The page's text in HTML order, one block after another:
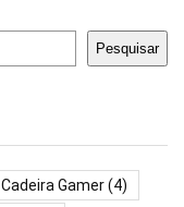
Pesquisar
Cadeira Gamer(4)